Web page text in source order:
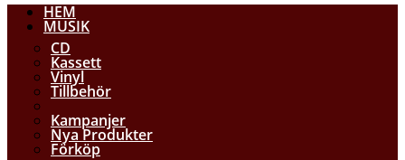
HEM
MUSIK
CD
Kassett
Vinyl
Tillbehör
Kampanjer
Nya Produkter
Förköp